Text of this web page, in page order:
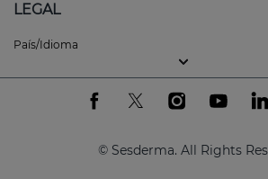
LEGAL
País/Idioma
© Sesderma. All Rights